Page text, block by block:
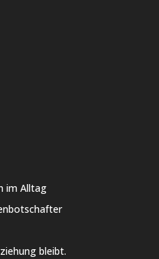
im Alltag
bleibt.